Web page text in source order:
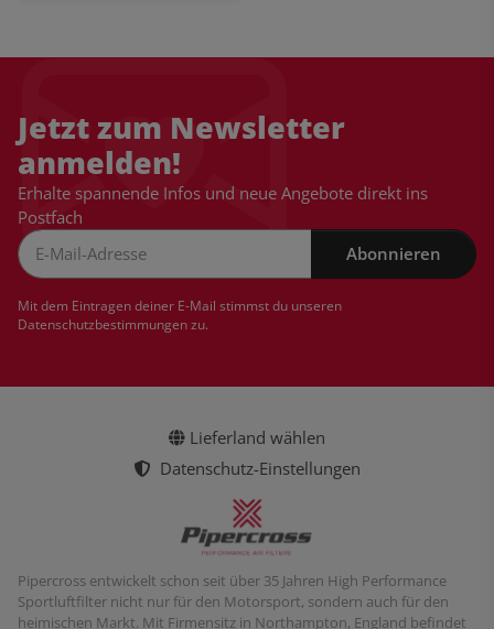
Jetzt zum Newsletter
anmelden!
Erhalte spannende Infos und neue Angebote direkt ins
Postfach
Abonnieren
Mit dem Eintragen deiner E-Mail stimmst du unseren
Datenschutzbestimmungenzu.
Lieferland wählen
Datenschutz-Einstellungen
Pipercross entwickelt schon seit über 35 Jahren High Performance
Sportluftfilter nicht nur für den Motorsport, sondern auch für den
heimischen Markt. Mit Firmensitz in Northampton, England befindet